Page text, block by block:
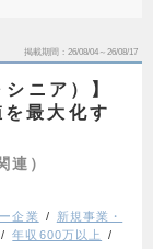
掲載期間 26/08/04～26/08/17
ニア）】
最大化す
連）
企業
新規事業・
年収600万以上